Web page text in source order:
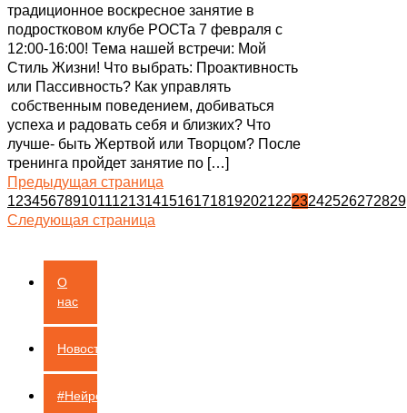
традиционное воскресное занятие в
подростковом клубе РОСТа 7 февраля с
12:00-16:00! Тема нашей встречи: Мой
Стиль Жизни! Что выбрать: Проактивность
или Пассивность? Как управлять
собственным поведением, добиваться
успеха и радовать себя и близких? Что
лучше- быть Жертвой или Творцом? После
тренинга пройдет занятие по […]
Предыдущая страница
1234567891011121314151617181920212223242526272829
Следующая страница
О
нас
Новости
#НейроШкола